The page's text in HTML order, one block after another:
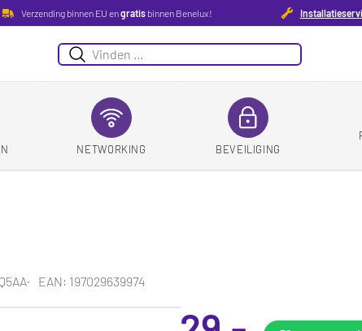
Verzending binnen EU engratisbinnen Benelux!
Suchen
NETWORKING BEVEILIGING
EAN: 197029639974